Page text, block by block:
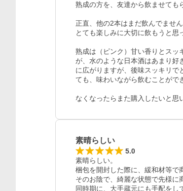
熟成の方を、友達から飲ませても
正直、他の2本はまだ飲んでません
とても楽しみに大切に飲もうと思
熟成は（ピンク）甘い香りとスッ
が、水のような日本酒はあまり好
に広がりますが、後味スッキリで
ても、味わいながら飲むことがで
なくなったらまた購入したいと思
素晴らしい
5.0
素晴らしい。
梱包を開封した際に、緩和材等で
そのお陰で、綺麗な状態で先様に
同時期に、大手蔵元にも手配をし